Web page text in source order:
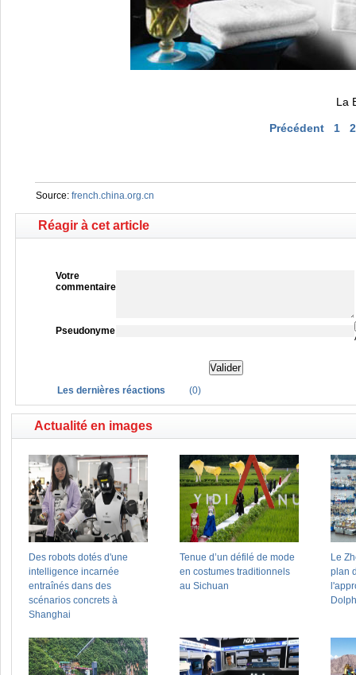
La
Précédent 1 2
Source:french.china.org.cn
Réagir à cet article
Votre
commentaire
Pseudonyme
Les dernières réactions (0)